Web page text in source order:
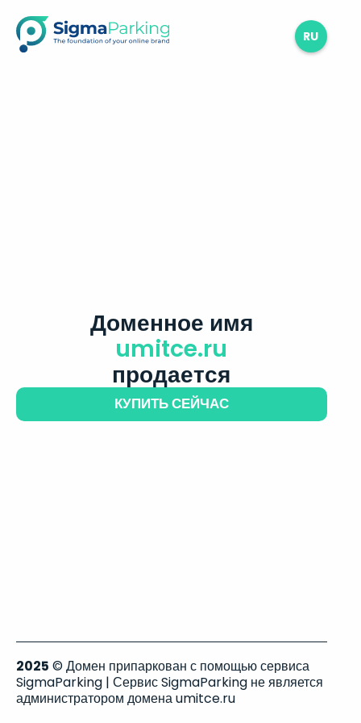
RU
Доменное имя
umitce.ru
продается
КУПИТЬ СЕЙЧАС
2025 © Домен припаркован с помощью сервиса
SigmaParking | Сервис SigmaParking не является
администратором домена umitce.ru